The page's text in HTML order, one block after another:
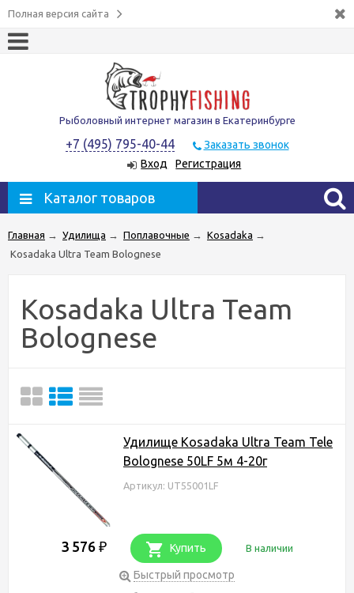
Полная версия сайта
Рыболовный интернет магазин в Екатеринбурге
+7 (495) 795-40-44
Заказать звонок
Вход
Регистрация
Каталог товаров
Главная → Удилища → Поплавочные → Kosadaka →
Kosadaka Ultra Team Bolognese
Kosadaka Ultra Team
Bolognese
Удилище Kosadaka Ultra Team Tele
Bolognese 50LF 5м 4-20г
Артикул: UT55001LF
3 576 ₽ Купить В наличии
Быстрый просмотр